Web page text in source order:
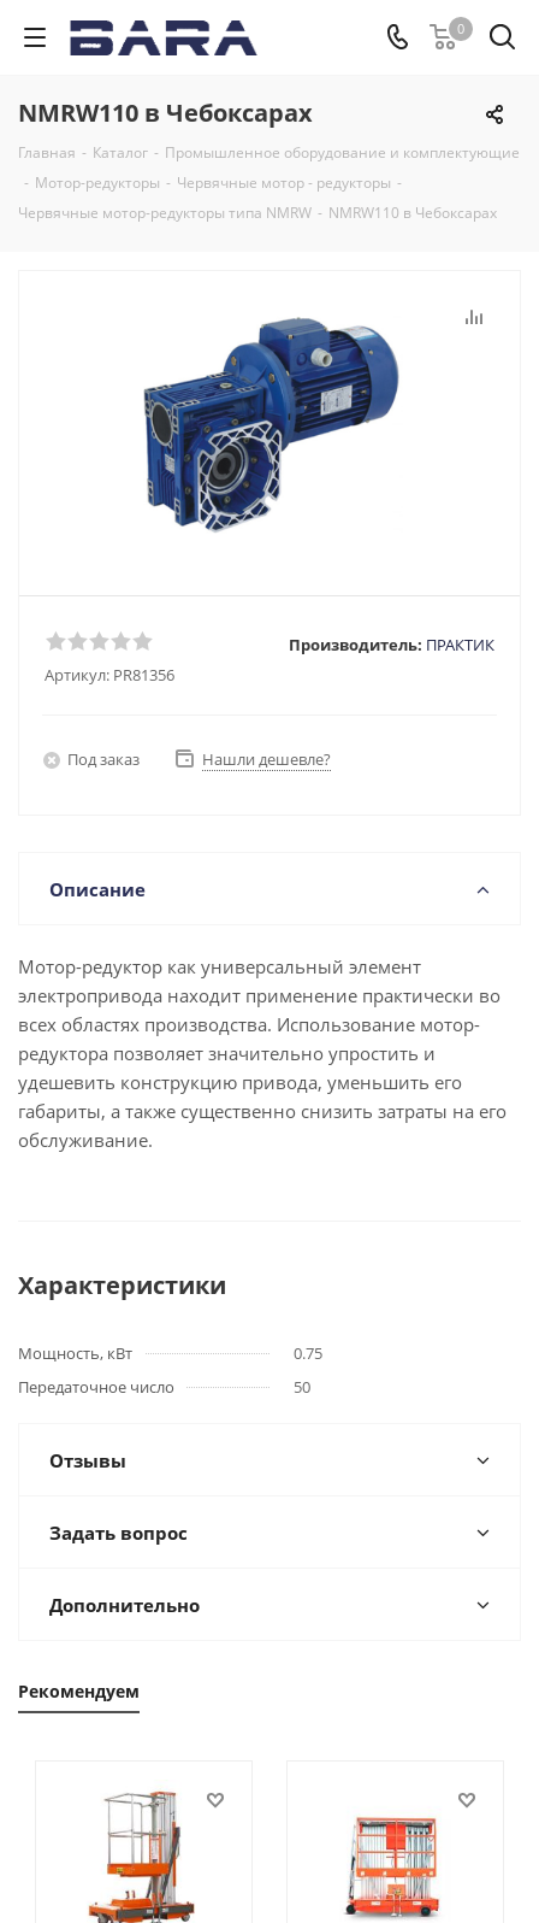
0
NMRW110 в Чебоксарах
Главная - Каталог - Промышленное оборудование и комплектующие
- Мотор-редукторы - Червячные мотор - редукторы -
Червячные мотор-редукторы типа NMRW - NMRW110 в Чебоксарах
Артикул: PR81356
Производитель: ПРАКТИК
Под заказ Нашли дешевле?
Описание
Мотор-редуктор как универсальный элемент
электропривода находит применение практически во
всех областях производства. Использование мотор-
редуктора позволяет значительно упростить и
удешевить конструкцию привода, уменьшить его
габариты, а также существенно снизить затраты на его
обслуживание.
Характеристики
Мощность, кВт
0.75
Передаточное число
50
Отзывы
Задать вопрос
Дополнительно
Рекомендуем